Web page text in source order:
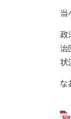
当
政
治
状
な